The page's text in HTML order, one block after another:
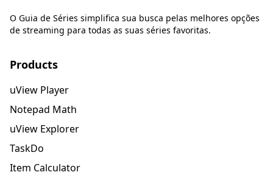
O Guia de Séries simplifica sua busca pelas melhores opções
de streaming para todas as suas séries favoritas.
Products
uView Player
Notepad Math
uView Explorer
TaskDo
Item Calculator